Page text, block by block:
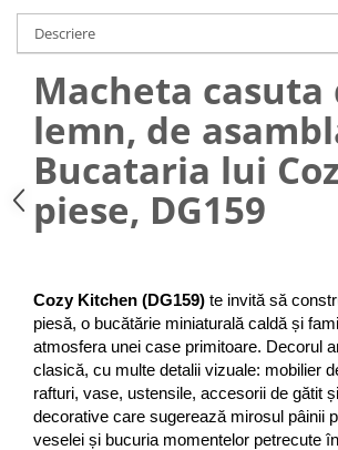
Descriere
Macheta casuta
lemn, de
Bucataria lui
piese, DG159
Cozy Kitchen (DG159) te invită să
piesă, o bucătărie miniaturală caldă și
atmosfera unei case primitoare. Decorul
clasică, cu multe detalii vizuale: mobilier
rafturi, vase, ustensile, accesorii de gătit
decorative care sugerează mirosul pâinii
veselei și bucuria momentelor petrecute